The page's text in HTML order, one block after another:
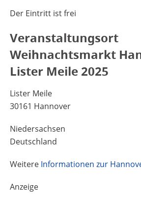
Der Eintritt ist frei
Veranstaltungsort
Weihnachtsmarkt
Lister Meile 2025
Lister Meile
30161 Hannover
Niedersachsen
Deutschland
Weitere Informationen zur
Anzeige